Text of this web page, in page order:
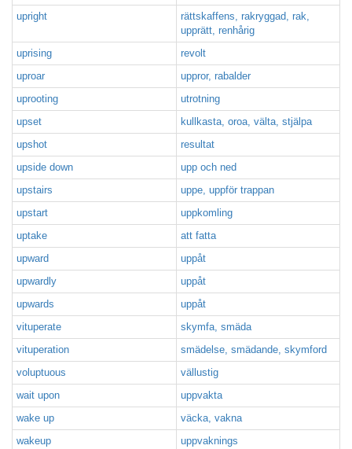
upright
rättskaffens, rakryggad, rak,
upprätt, renhårig
uprising
revolt
uproar
uppror, rabalder
uprooting
utrotning
upset
kullkasta, oroa, välta, stjälpa
upshot
resultat
upside down
upp och ned
upstairs
uppe, uppför trappan
upstart
uppkomling
uptake
att fatta
upward
uppåt
upwardly
uppåt
upwards
uppåt
vituperate
skymfa, smäda
vituperation
smädelse, smädande, skymford
voluptuous
vällustig
wait upon
uppvakta
wake up
väcka, vakna
wakeup
uppvaknings